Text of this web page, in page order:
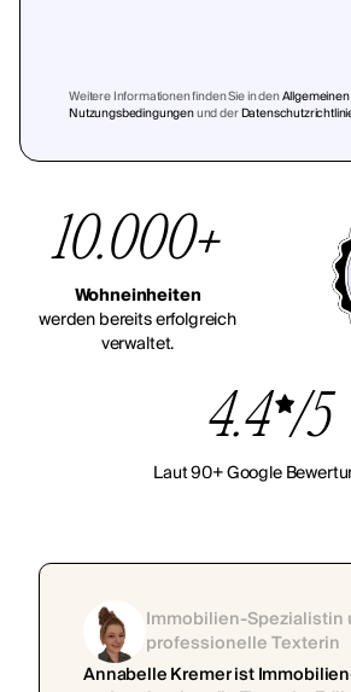
Weitere Informationen finden Sie in denAllgemeinen
Nutzungsbedingungenund der
10.000+
Wohneinheiten
werden bereits erfolgreich
verwaltet.
4.4 /5
Laut 90+ Google
Immobilien-Spezialistin
professionelle Texterin
Annabelle Kremer ist